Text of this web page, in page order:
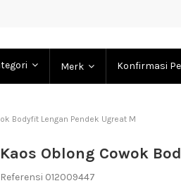
Merk Konfirmasi
Bodyfit Lengan Pendek Ugreat M
Kaos Oblong Cowok
Referensi 012009447